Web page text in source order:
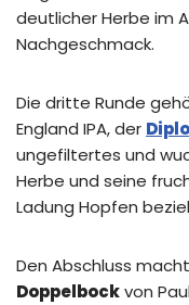
deutlicher Herbe im
Nachgeschmack.
Die dritte Runde
England IPA, der
ungefiltertes und
Herbe und seine
Ladung Hopfen
Den Abschluss
Doppelbockvon